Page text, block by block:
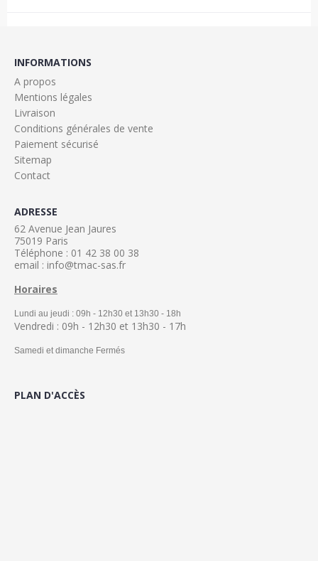
INFORMATIONS
A propos
Mentions légales
Livraison
Conditions générales de vente
Paiement sécurisé
Sitemap
Contact
ADRESSE
62 Avenue Jean Jaures
75019 Paris
Téléphone : 01 42 38 00 38
email : info@tmac-sas.fr
Horaires
Lundi au jeudi : 09h - 12h30 et 13h30 - 18h
Vendredi : 09h - 12h30 et 13h30 - 17h
Samedi et dimanche Fermés
PLAN D'ACCÈS